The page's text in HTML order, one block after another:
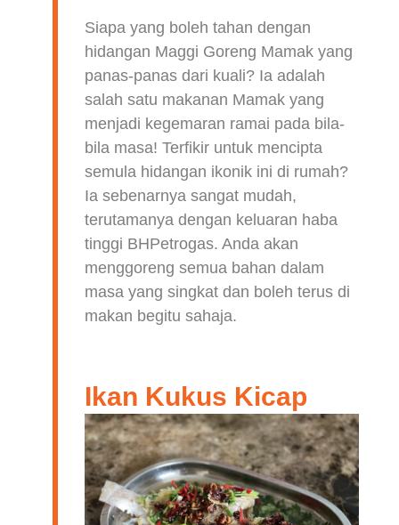
Siapa yang boleh tahan dengan
hidangan Maggi Goreng Mamak yang
panas-panas dari kuali? Ia adalah
salah satu makanan Mamak yang
menjadi kegemaran ramai pada bila-
bila masa! Terfikir untuk mencipta
semula hidangan ikonik ini di rumah?
Ia sebenarnya sangat mudah,
terutamanya dengan keluaran haba
tinggi BHPetrogas. Anda akan
menggoreng semua bahan dalam
masa yang singkat dan boleh terus di
makan begitu sahaja.
Ikan Kukus Kicap